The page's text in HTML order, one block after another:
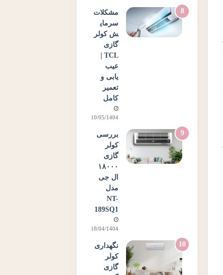
مشکلات
سرمای
ش کولر
گازی
TCL |
عیب
یابی و
تعمیر
کامل
10/05/1404
بررسی
کولر
گازی
۱۸۰۰۰
ال جی
مدل
NT-
189SQ1
18/04/1404
نگهداری
کولر
گازی